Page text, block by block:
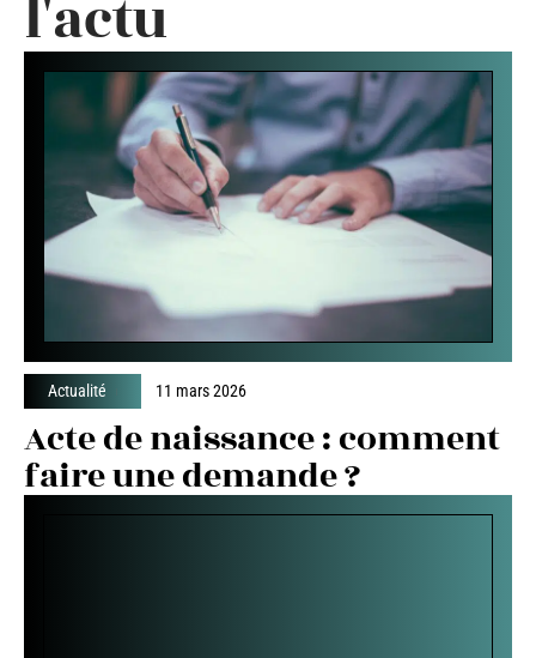
l'actu
Actualité 11 mars 2026
Acte de naissance : comment
faire une demande ?